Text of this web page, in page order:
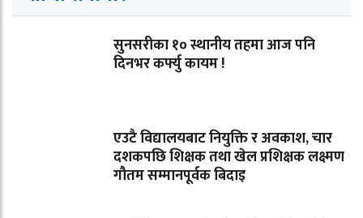
सुनसरीका १० स्थानीय तहमा आज पनि
दिनभर कर्फ्यु कायम !
एउटै विद्यालयबाट नियुक्ति र अवकाश, चार
दशकपछि शिक्षक तथा खेल प्रशिक्षक लक्ष्मण
गौतम सम्मानपूर्वक बिदाइ